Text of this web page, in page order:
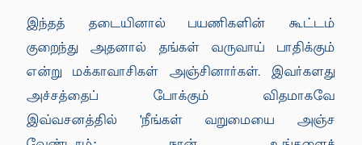
இந்தத் தடையினால் பயணிகளின் கூட்டம்
குறைந்து அதனால் தங்கள் வருவாய் பாதிக்கும்
என்று மக்காவாசிகள் அஞ்சினார்கள். இவர்களது
அச்சத்தைப் போக்கும் விதமாகவே
இவ்வசனத்தில் 'நீங்கள் வறுமையை அஞ்ச